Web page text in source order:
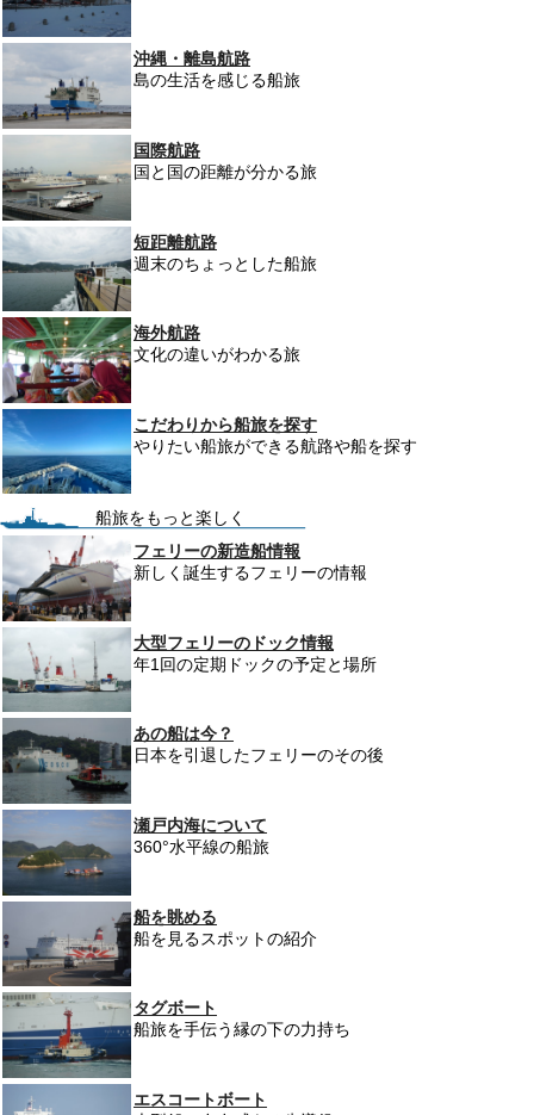
沖縄・離島航路
島の生活を感じる船旅
国際航路
国と国の距離が分かる旅
短距離航路
週末のちょっとした船旅
海外航路
文化の違いがわかる旅
こだわりから船旅を探す
やりたい船旅ができる航路や船を探す
船旅をもっと楽しく
フェリーの新造船情報
新しく誕生するフェリーの情報
大型フェリーのドック情報
年1回の定期ドックの予定と場所
あの船は今？
日本を引退したフェリーのその後
瀬戸内海について
360°水平線の船旅
船を眺める
船を見るスポットの紹介
タグボート
船旅を手伝う縁の下の力持ち
エスコートボート